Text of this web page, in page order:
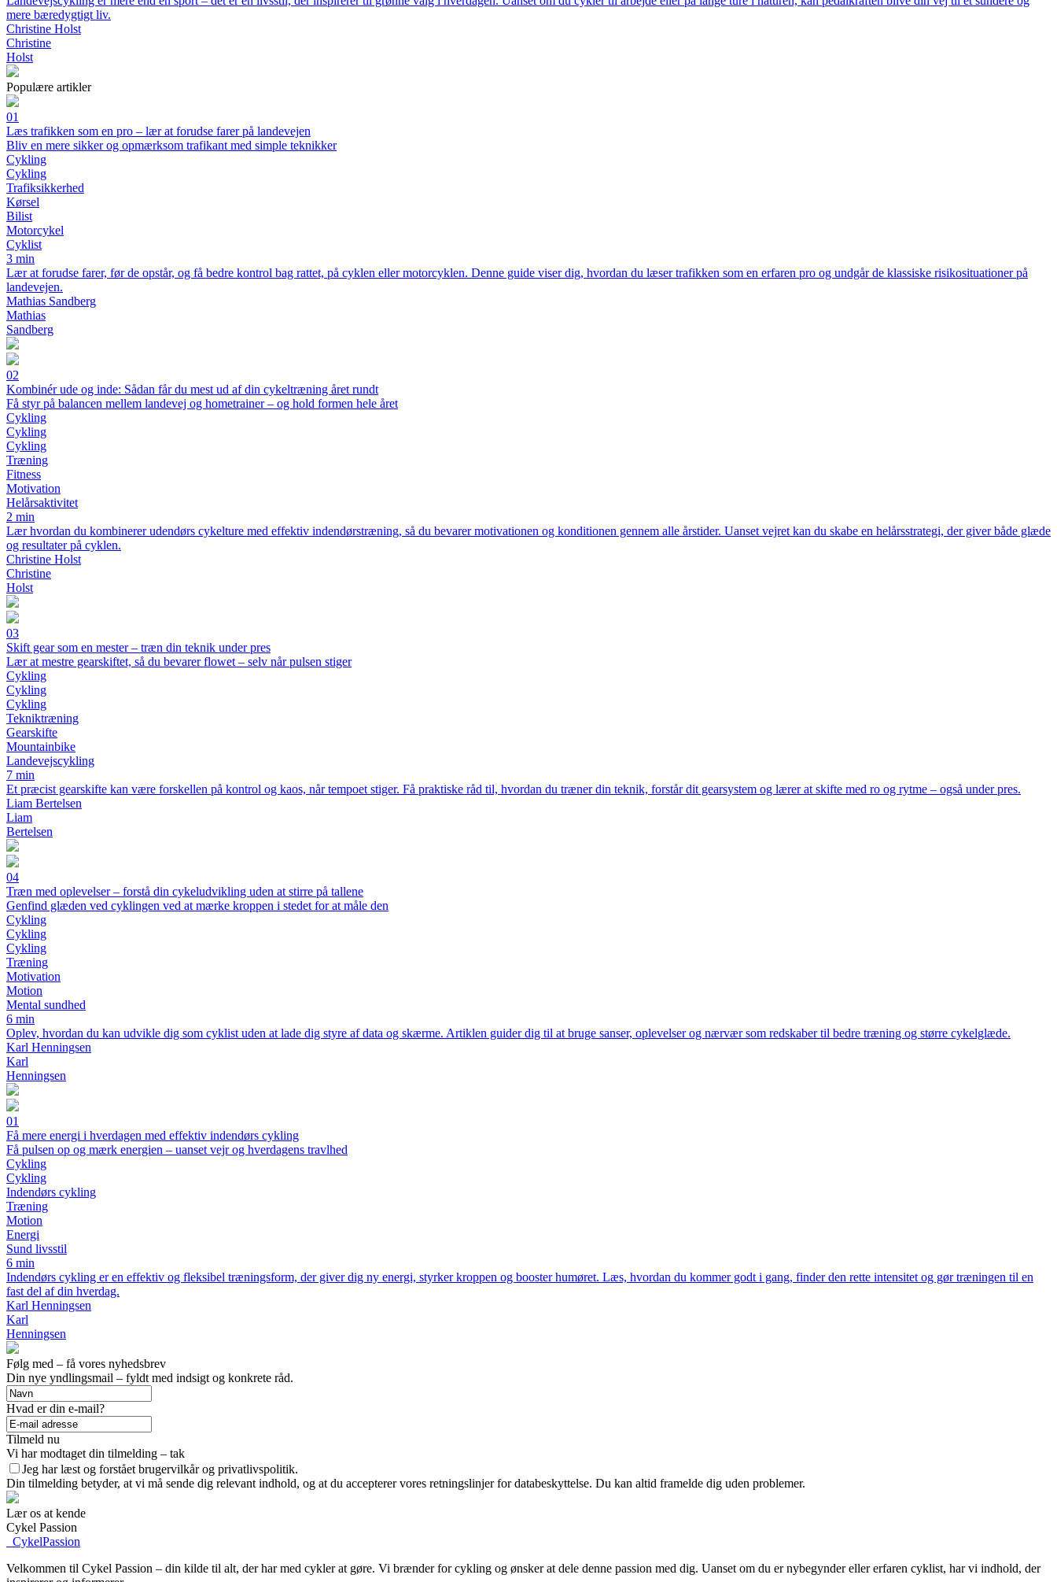
mere bæredygtigt liv.
Christine Holst
Christine
Holst
Populære artikler
01
Læs trafikken som en pro – lær at forudse farer på landevejen
Bliv en mere sikker og opmærksom trafikant med simple teknikker
Cykling
Cykling
Trafiksikkerhed
Kørsel
Bilist
Motorcykel
Cyklist
3 min
Lær at forudse farer, før de opstår, og få bedre kontrol bag rattet, på cyklen eller motorcyklen. Denne guide viser dig, hvordan du læser trafikken som en erfaren pro og undgår de klassiske risikosituationer på
landevejen.
Mathias Sandberg
Mathias
Sandberg
02
Kombinér ude og inde: Sådan får du mest ud af din cykeltræning året rundt
Få styr på balancen mellem landevej og hometrainer – og hold formen hele året
Cykling
Cykling
Cykling
Træning
Fitness
Motivation
Helårsaktivitet
2 min
Lær hvordan du kombinerer udendørs cykelture med effektiv indendørstræning, så du bevarer motivationen og konditionen gennem alle årstider. Uanset vejret kan du skabe en helårsstrategi, der giver både glæde
og resultater på cyklen.
Christine Holst
Christine
Holst
03
Skift gear som en mester – træn din teknik under pres
Lær at mestre gearskiftet, så du bevarer flowet – selv når pulsen stiger
Cykling
Cykling
Cykling
Tekniktræning
Gearskifte
Mountainbike
Landevejscykling
7 min
Et præcist gearskifte kan være forskellen på kontrol og kaos, når tempoet stiger. Få praktiske råd til, hvordan du træner din teknik, forstår dit gearsystem og lærer at skifte med ro og rytme – også under pres.
Liam Bertelsen
Liam
Bertelsen
04
Træn med oplevelser – forstå din cykeludvikling uden at stirre på tallene
Genfind glæden ved cyklingen ved at mærke kroppen i stedet for at måle den
Cykling
Cykling
Cykling
Træning
Motivation
Motion
Mental sundhed
6 min
Oplev, hvordan du kan udvikle dig som cyklist uden at lade dig styre af data og skærme. Artiklen guider dig til at bruge sanser, oplevelser og nærvær som redskaber til bedre træning og større cykelglæde.
Karl Henningsen
Karl
Henningsen
01
Få mere energi i hverdagen med effektiv indendørs cykling
Få pulsen op og mærk energien – uanset vejr og hverdagens travlhed
Cykling
Cykling
Indendørs cykling
Træning
Motion
Energi
Sund livsstil
6 min
Indendørs cykling er en effektiv og fleksibel træningsform, der giver dig ny energi, styrker kroppen og booster humøret. Læs, hvordan du kommer godt i gang, finder den rette intensitet og gør træningen til en
fast del af din hverdag.
Karl Henningsen
Karl
Henningsen
Følg med – få vores nyhedsbrev
Din nye yndlingsmail – fyldt med indsigt og konkrete råd.
Hvad er din e-mail?
Tilmeld nu
Vi har modtaget din tilmelding – tak
Jeg har læst og forstået brugervilkår og privatlivspolitik.
Din tilmelding betyder, at vi må sende dig relevant indhold, og at du accepterer vores retningslinjer for databeskyttelse. Du kan altid framelde dig uden problemer.
Lær os at kende
Cykel Passion
CykelPassion
Velkommen til Cykel Passion – din kilde til alt, der har med cykler at gøre. Vi brænder for cykling og ønsker at dele denne passion med dig. Uanset om du er nybegynder eller erfaren cyklist, har vi indhold, der